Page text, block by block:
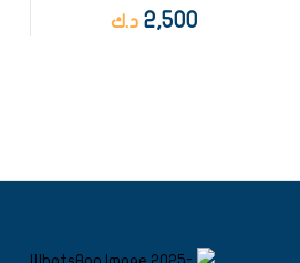
2,500 د.ك